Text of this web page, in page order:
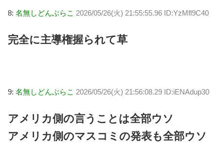
8: 名無しどんぶらこ 2026/05/26(火) 21:55:55.96 ID:YzMfl9C40
完全に主導権握られて草
9: 名無しどんぶらこ 2026/05/26(火) 21:56:08.29 ID:iENAdup30
アメリカ側の言うことは全部ウソ
アメリカ側のマスコミの発表も全部ウソ